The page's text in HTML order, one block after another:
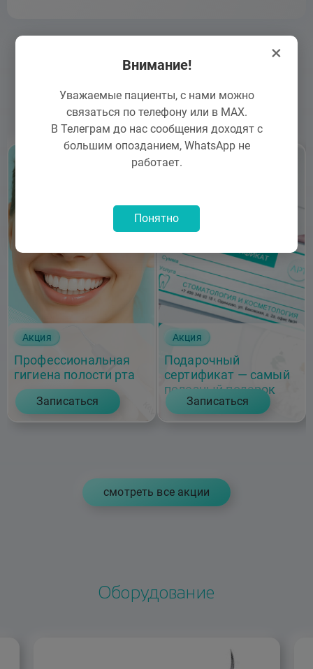
×
Внимание!
Уважаемые пациенты, с нами можно
связаться по телефону или в MAX.
В Телеграм до нас сообщения доходят с
большим опозданием, WhatsApp не
работает.
Понятно
Акции
Акция
Профессиональная
гигиена полости рта
Записаться
Акция
Подарочный
сертификат — самый
полезный подарок
Записаться
cмотреть все акции
Оборудование